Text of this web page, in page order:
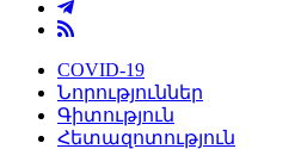
COVID-19
Նորություններ
Գիտություն
Հետազոտություն